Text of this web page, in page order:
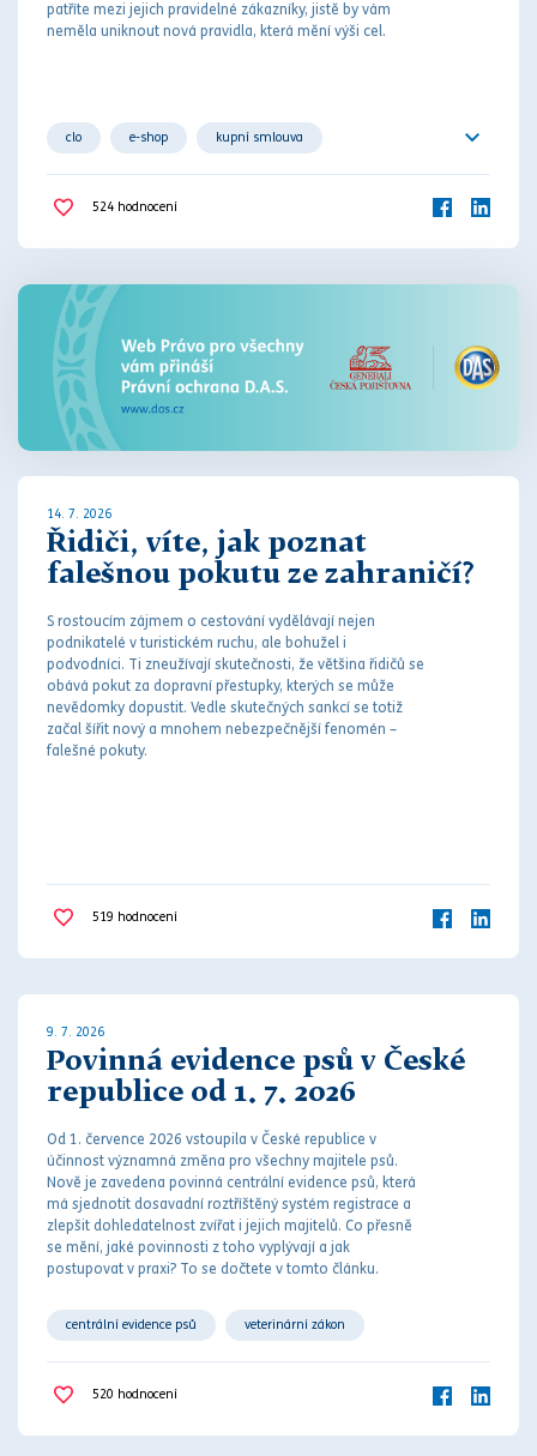
patříte mezi jejich pravidelné zákazníky, jistě by vám
neměla uniknout nová pravidla, která mění výši cel.
clo e-shop kupní smlouva
online tržiště
zahraničí
524 hodnocení
14. 7. 2026
Řidiči, víte, jak poznat
falešnou pokutu ze zahraničí?
S rostoucím zájmem o cestování vydělávají nejen
podnikatelé v turistickém ruchu, ale bohužel i
podvodníci. Ti zneužívají skutečnosti, že většina řidičů se
obává pokut za dopravní přestupky, kterých se může
nevědomky dopustit. Vedle skutečných sankcí se totiž
začal šířit nový a mnohem nebezpečnější fenomén –
falešné pokuty.
519 hodnocení
9. 7. 2026
Povinná evidence psů v České
republice od 1. 7. 2026
Od 1. července 2026 vstoupila v České republice v
účinnost významná změna pro všechny majitele psů.
Nově je zavedena povinná centrální evidence psů, která
má sjednotit dosavadní roztříštěný systém registrace a
zlepšit dohledatelnost zvířat i jejich majitelů. Co přesně
se mění, jaké povinnosti z toho vyplývají a jak
postupovat v praxi? To se dočtete v tomto článku.
centrální evidence psů veterinární zákon
520 hodnocení